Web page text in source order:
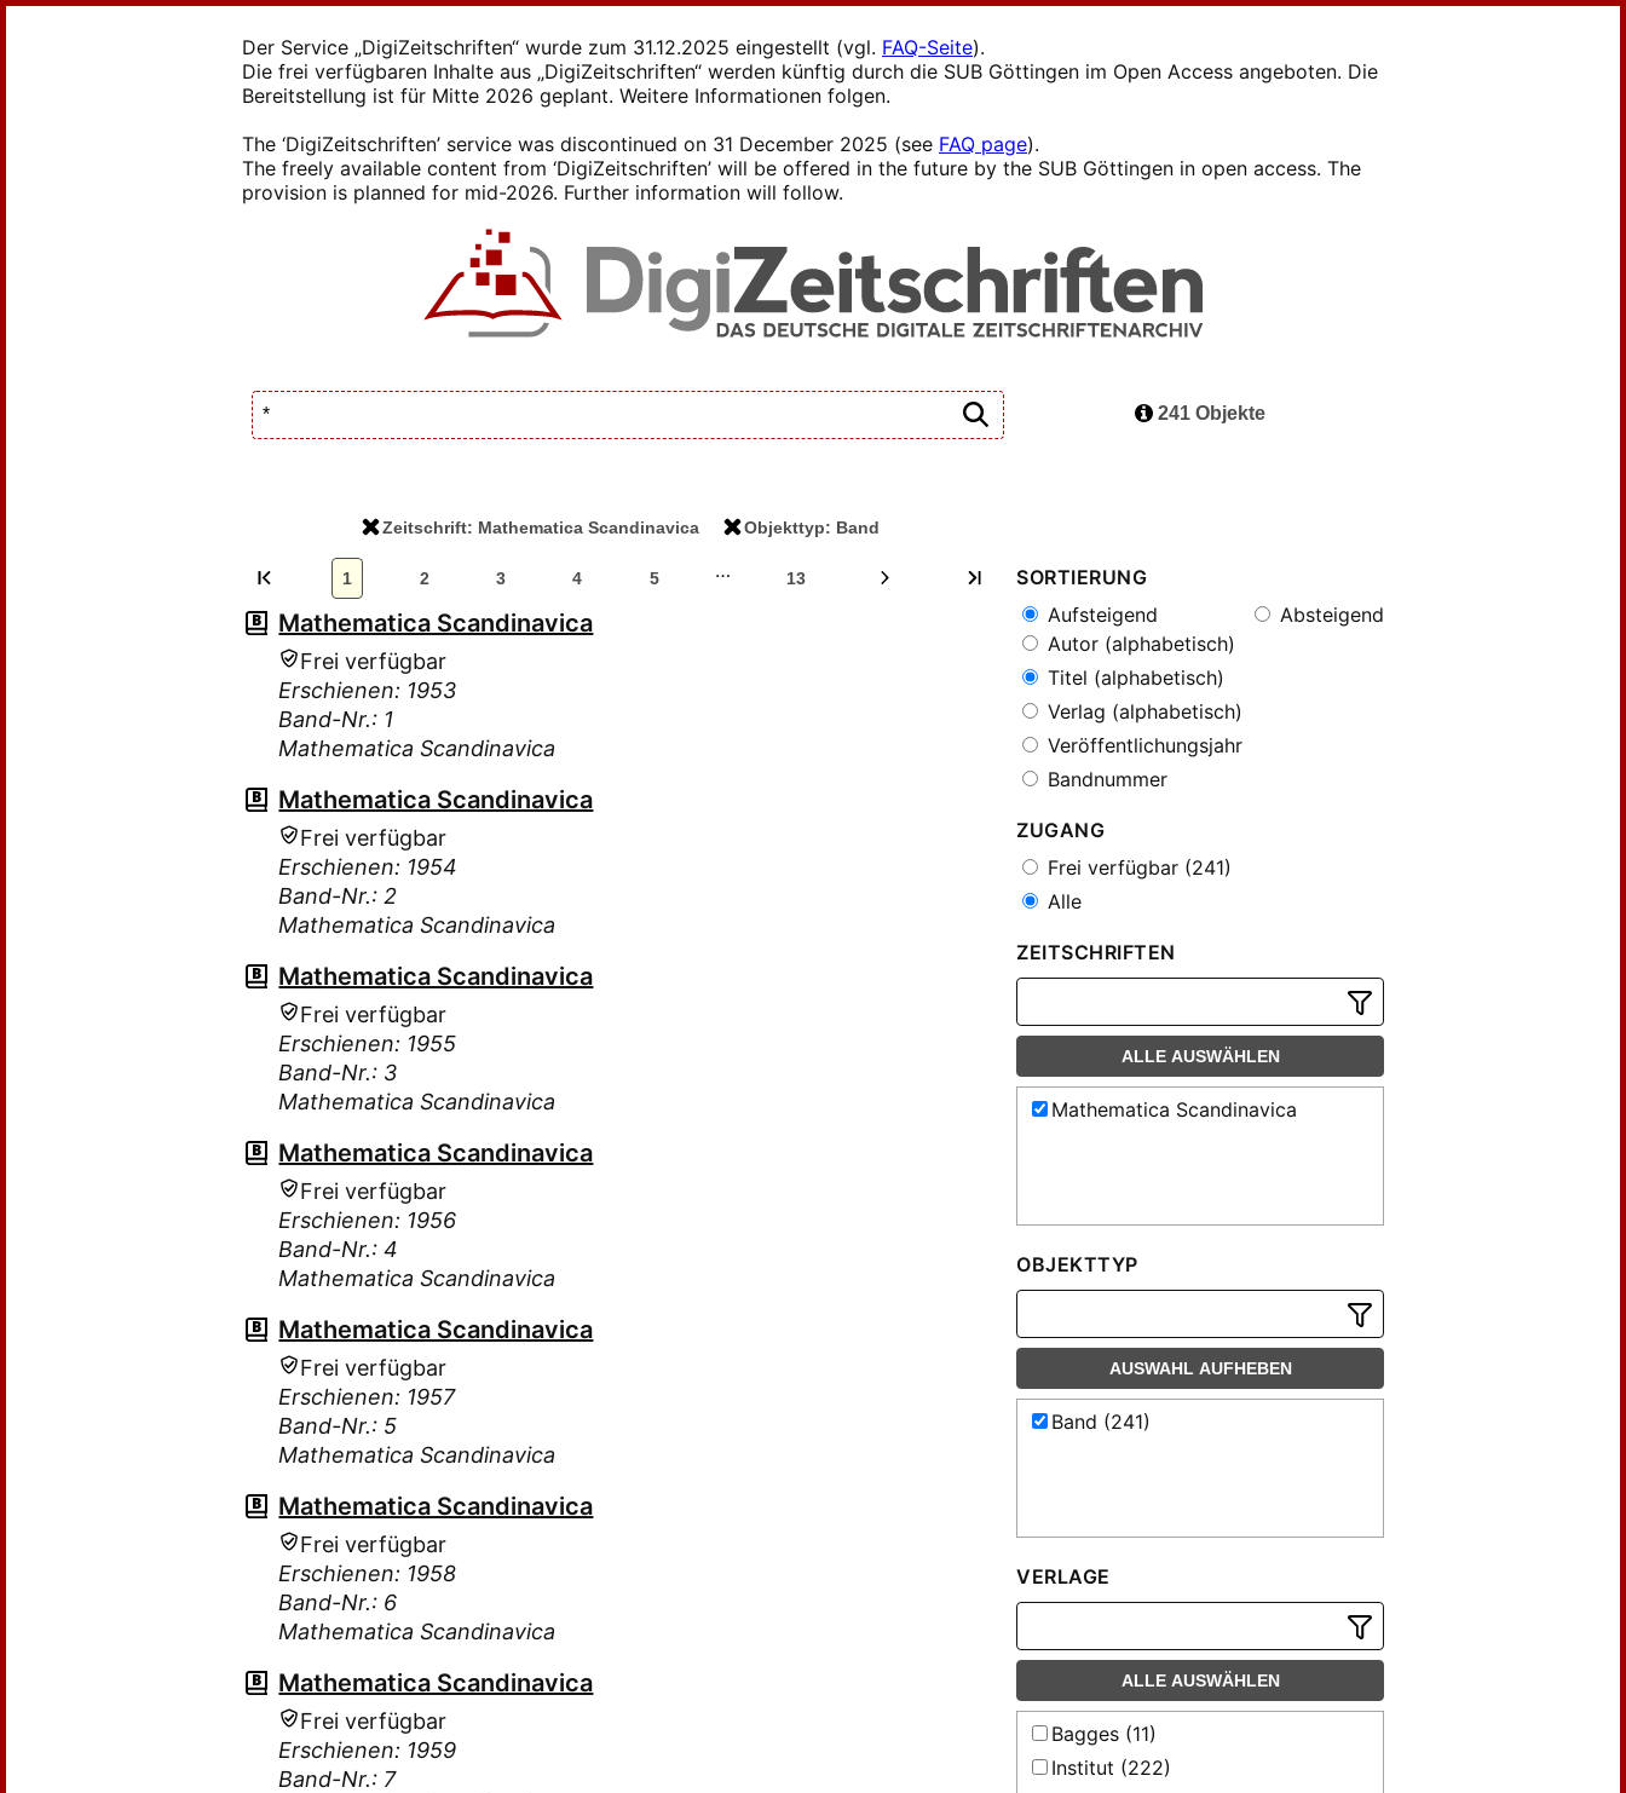
Der Service „DigiZeitschriften“ wurde zum 31.12.2025 eingestellt (vgl. FAQ-Seite).
Die frei verfügbaren Inhalte aus „DigiZeitschriften“ werden künftig durch die SUB Göttingen im Open Access angeboten. Die
Bereitstellung ist für Mitte 2026 geplant. Weitere Informationen folgen.
The ‘DigiZeitschriften’ service was discontinued on 31 December 2025 (see FAQ page).
The freely available content from ‘DigiZeitschriften’ will be offered in the future by the SUB Göttingen in open access. The
provision is planned for mid-2026. Further information will follow.
Zeitschrift: Mathematica Scandinavica Objekttyp: Band
241 Objekte
1 2 3 4 5 … 13
Mathematica Scandinavica
Frei verfügbar
Erschienen: 1953
Band-Nr.: 1
Mathematica Scandinavica
Mathematica Scandinavica
Frei verfügbar
Erschienen: 1954
Band-Nr.: 2
Mathematica Scandinavica
Mathematica Scandinavica
Frei verfügbar
Erschienen: 1955
Band-Nr.: 3
Mathematica Scandinavica
Mathematica Scandinavica
Frei verfügbar
Erschienen: 1956
Band-Nr.: 4
Mathematica Scandinavica
Mathematica Scandinavica
Frei verfügbar
Erschienen: 1957
Band-Nr.: 5
Mathematica Scandinavica
Mathematica Scandinavica
Frei verfügbar
Erschienen: 1958
Band-Nr.: 6
Mathematica Scandinavica
Mathematica Scandinavica
Frei verfügbar
Erschienen: 1959
Band-Nr.: 7
SORTIERUNG
Aufsteigend
Absteigend
Autor (alphabetisch)
Titel (alphabetisch)
Verlag (alphabetisch)
Veröffentlichungsjahr
Bandnummer
ZUGANG
Frei verfügbar (241)
Alle
ZEITSCHRIFTEN
ALLE AUSWÄHLEN
Mathematica Scandinavica
OBJEKTTYP
AUSWAHL AUFHEBEN
Band (241)
VERLAGE
ALLE AUSWÄHLEN
Bagges (11)
Institut (222)